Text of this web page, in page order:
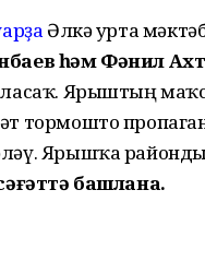
Әлкә урта
һәм Фәнил
Ярыштың
тормошто
Ярышҡа
башлана.